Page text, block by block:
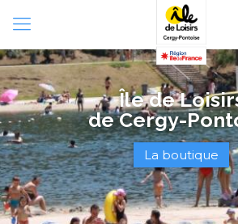
Île de
de Cergy-
La boutique
Panneau de gestion des cookies